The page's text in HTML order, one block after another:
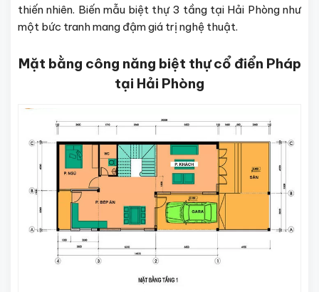
thiến nhiên. Biến mẫu biệt thự 3 tầng tại Hải Phòng như
một bức tranh mang đậm giá trị nghệ thuật.
Mặt bằng công năng biệt thự cổ điển Pháp
tại Hải Phòng